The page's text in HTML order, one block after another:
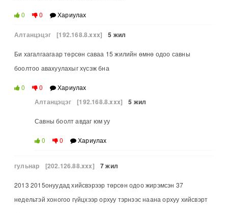
0 0 Хариулах
Алтанцэцэг [192.168.8.xxx] 5 жил
Би хагалгаагаар төрсөн саваа 15 жилийн өмнө одоо савны
боолтоо авахуулахыг хүсэж бна
0 0 Хариулах
Алтанцэцэг [192.168.8.xxx] 5 жил
Савны боолт авдаг юм уу
0 0 Хариулах
гульнар [202.126.88.xxx] 7 жил
2013 2015онуудад хийсвэрээр төрсөн одоо жирэмсэн 37
недельтэй хоногоо гүйцхээр орхуу тэрнээс наана орхуу хийсвэрт